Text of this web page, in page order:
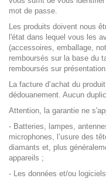
mot de passe.
Les produits doivent nous
l'état dans lequel vous les
(accessoires, emballage,
remboursés sur la base du
remboursés sur
La facture d’achat du
dédouanement. Aucun
Attention, la garantie ne
- Batteries, lampes,
microphones, l’usure des
diamants et, plus
appareils ;
- Les données et/ou